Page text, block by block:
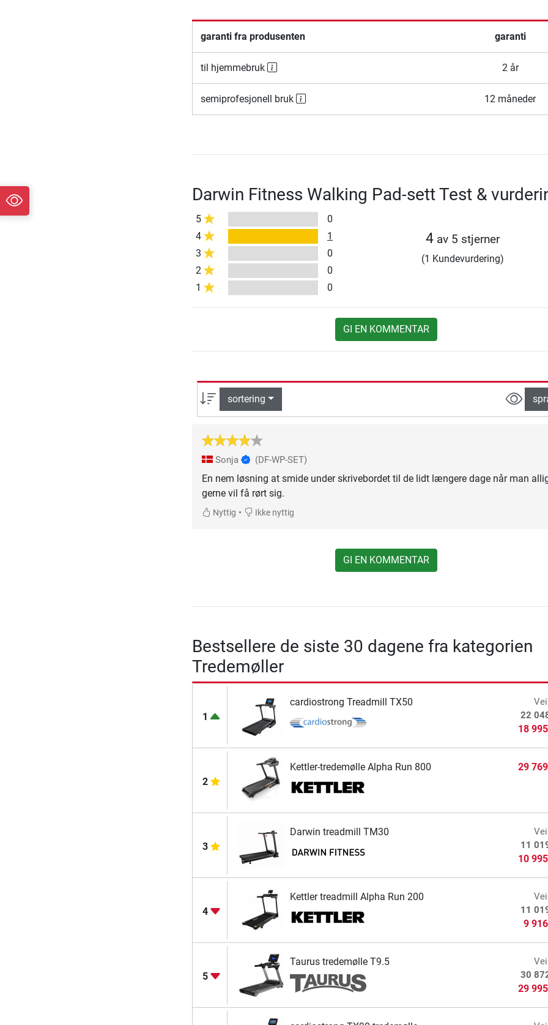
garanti fra produsenten garanti
til hjemmebruk 2 år
semiprofesjonell bruk 12 måneder
Darwin Fitness Walking Pad-sett Test &
5
0
4
1
3
0
2
0
1
0
4av 5 stjerner
(1 Kundevurdering)
GI EN KOMMENTAR
sortering
Sonja (DF-WP-SET)
En nem løsning at smide under skrivebordet til de lidt længere dage når man
gerne vil få rørt sig.
Nyttig • Ikke nyttig
GI EN KOMMENTAR
Bestsellere de siste 30 dagene fra kategorien
Tredemøller
1
cardiostrong Treadmill TX50
22
18
2
Kettler-tredemølle Alpha Run 800 29
3
Darwin treadmill TM30
11
10
4
Kettler treadmill Alpha Run 200
11
9
5
Taurus tredemølle T9.5
30
29